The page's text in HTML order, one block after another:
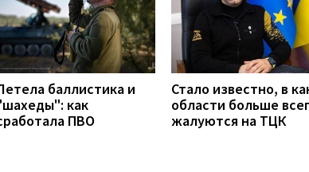
баллистика и
как
ПВО
Стало известно, в
области больше
жалуются на ТЦК